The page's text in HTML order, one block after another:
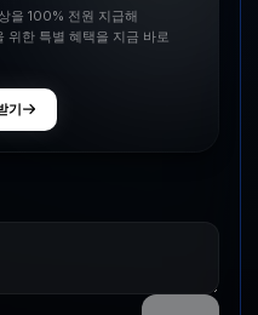
을 100% 전원 지급해
위한 특별 혜택을 지금 바로
기